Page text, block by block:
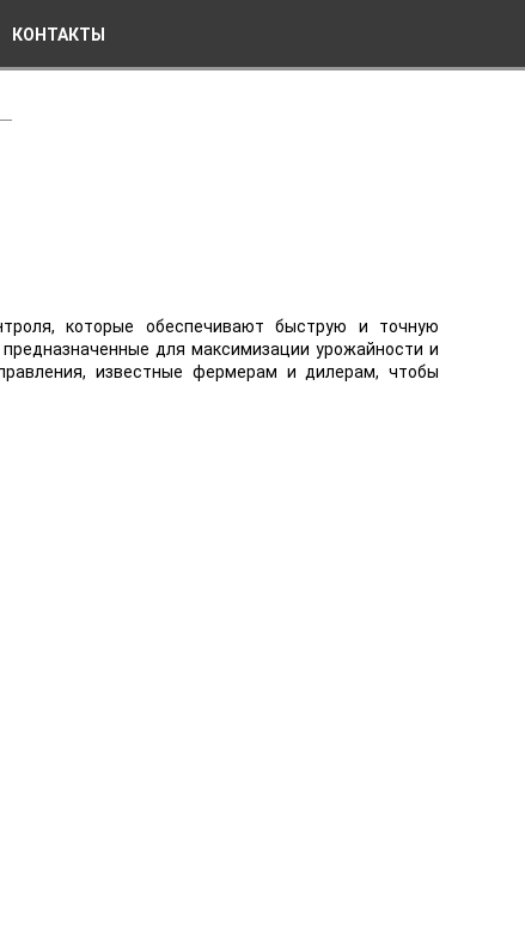
КОНТАКТЫ
которые обеспечивают быструю и точную
для максимизации урожайности и
известные фермерам и дилерам, чтобы